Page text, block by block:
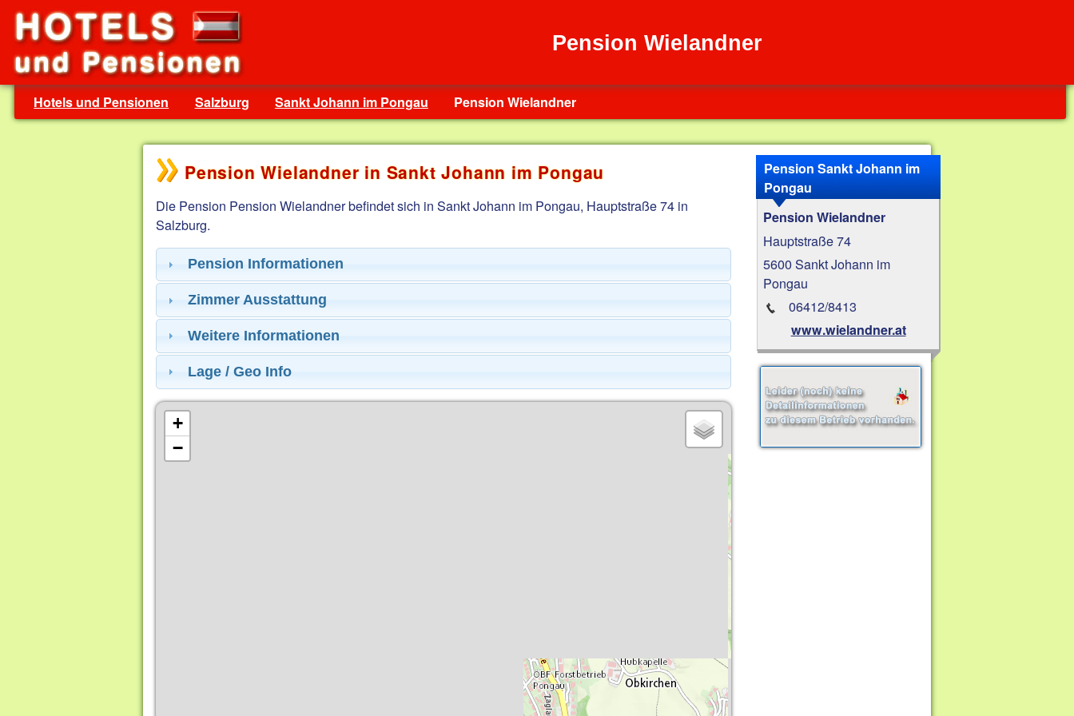
Pension Wielandner
Hotels und Pensionen Salzburg Sankt Johann im Pongau Pension Wielandner
Pension Wielandner in Sankt Johann im Pongau
Die Pension Pension Wielandner befindet sich in Sankt Johann im Pongau, Hauptstraße 74 in
Salzburg.
Pension Informationen
Zimmer Ausstattung
Weitere Informationen
Lage / Geo Info
+
−
Pension Sankt Johann im
Pongau
Pension Wielandner
Hauptstraße 74
5600 Sankt Johann im
Pongau
06412/8413
www.wielandner.at